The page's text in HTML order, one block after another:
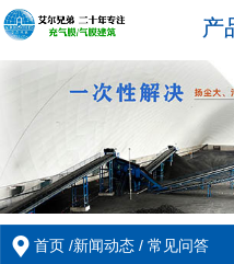
产
首页 /新闻动态 /常见问答